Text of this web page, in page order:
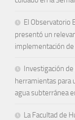
El Observatorio
presentó un
implementación de
Investigación
herramientas para
agua subterránea
La Facultad de